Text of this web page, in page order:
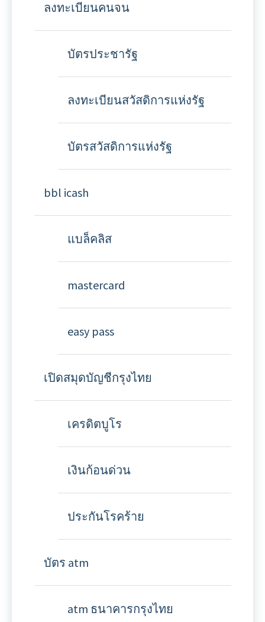
ลงทะเบียนคนจน
บัตรประชารัฐ
ลงทะเบียนสวัสดิการแห่งรัฐ
บัตรสวัสดิการแห่งรัฐ
bbl icash
แบล็คลิส
mastercard
easy pass
เปิดสมุดบัญชีกรุงไทย
เครดิตบูโร
เงินก้อนด่วน
ประกันโรคร้าย
บัตร atm
atm ธนาคารกรุงไทย